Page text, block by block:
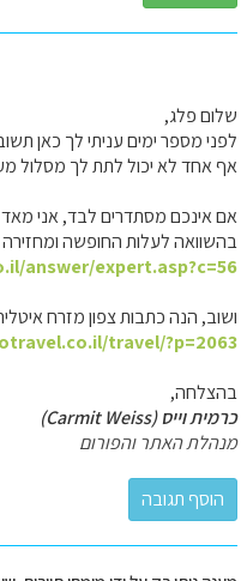
שלום פלג,
לפני מספר ימים עניתי לך כאן
אף אחד לא יכול לתת לך מסלול
אם אינכם מסתדרים לבד, אני מאד
בהשוואה לעלות החופשה
answer/expert.asp?c=56
ושוב, הנה כתבות צפון מזרח
travel/?p=2063
בהצלחה,
כרמית וייס (Carmit Weiss)
מנהלת האתר והפורום